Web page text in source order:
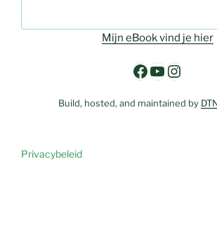
Mijn eBook vind je hier
Facebook
YouTube
Build, hosted, and maintained by
Privacybeleid